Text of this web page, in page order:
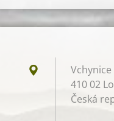
Vchynice
410 02
Česká